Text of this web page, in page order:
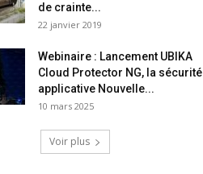
de crainte...
22 janvier 2019
Webinaire : Lancement UBIKA
Cloud Protector NG, la sécurité
applicative Nouvelle...
10 mars 2025
Voir plus